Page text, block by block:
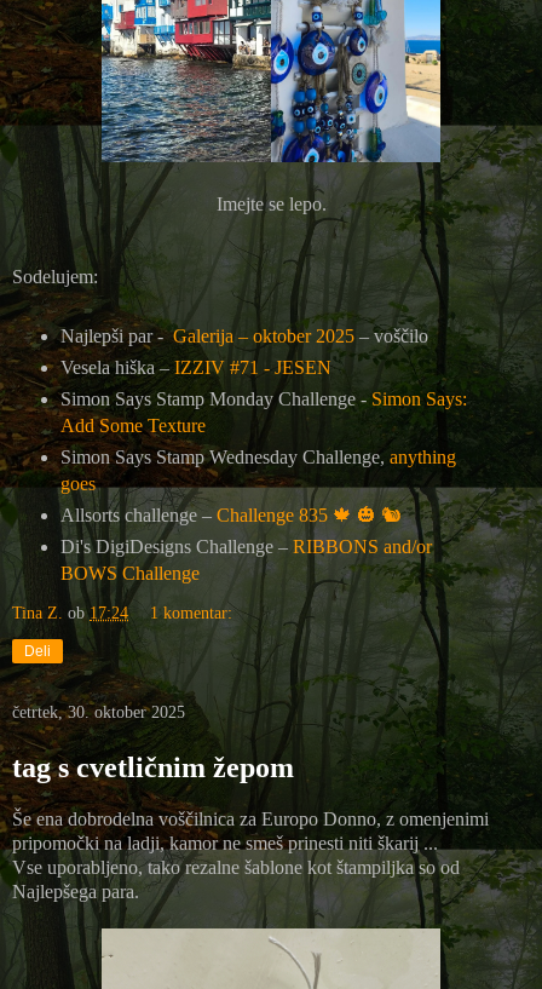
Imejte se lepo.
Sodelujem:
Najlepši par -Galerija – oktober 2025– voščilo
Vesela hiška –IZZIV #71 - JESEN
Simon Says Stamp Monday Challenge -Simon Says:
Add Some Texture
Simon Says Stamp Wednesday Challenge, anything
goes
Allsorts challenge –Challenge 835 🍁 🎃 🐿️
Di's DigiDesigns Challenge – RIBBONS and/or
BOWS Challenge
Tina Z. ob17:24 1 komentar:
Deli
četrtek, 30. oktober 2025
tag s cvetličnim žepom
Še ena dobrodelna voščilnica za Europo Donno, z omenjenimi
pripomočki na ladji, kamor ne smeš prinesti niti škarij ...
Vse uporabljeno, tako rezalne šablone kot štampiljka so od
Najlepšega para.